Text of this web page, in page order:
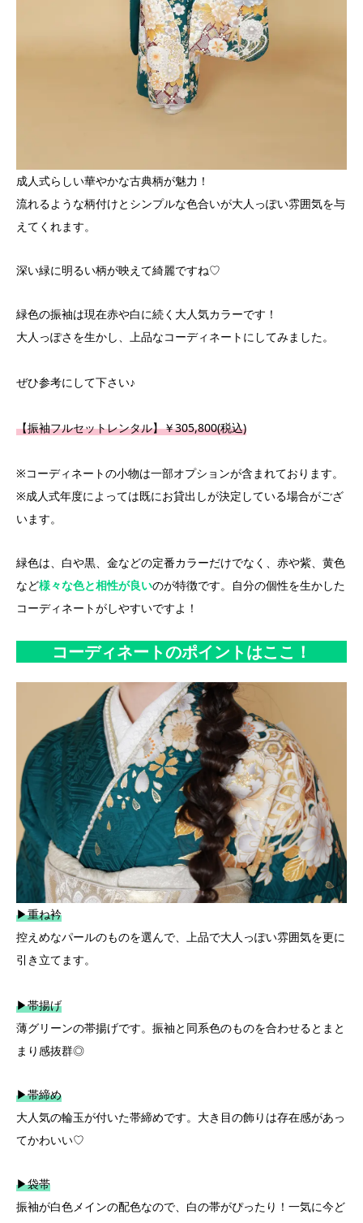
成人式らしい華やかな古典柄が魅力！
流れるような柄付けとシンプルな色合いが大人っぽい雰囲気を与
えてくれます。
深い緑に明るい柄が映えて綺麗ですね♡
緑色の振袖は現在赤や白に続く大人気カラーです！
大人っぽさを生かし、上品なコーディネートにしてみました。
ぜひ参考にして下さい♪
【振袖フルセットレンタル】￥305,800(税込)
※コーディネートの小物は一部オプションが含まれております。
※成人式年度によっては既にお貸出しが決定している場合がござ
います。
緑色は、白や黒、金などの定番カラーだけでなく、赤や紫、黄色
など様々な色と相性が良いのが特徴です。自分の個性を生かした
コーディネートがしやすいですよ！
コーディネートのポイントはここ！
▶重ね衿
控えめなパールのものを選んで、上品で大人っぽい雰囲気を更に
引き立てます。
▶帯揚げ
薄グリーンの帯揚げです。振袖と同系色のものを合わせるとまと
まり感抜群◎
▶帯締め
大人気の輪玉が付いた帯締めです。大き目の飾りは存在感があっ
てかわいい♡
▶袋帯
振袖が白色メインの配色なので、白の帯がぴったり！一気に今ど